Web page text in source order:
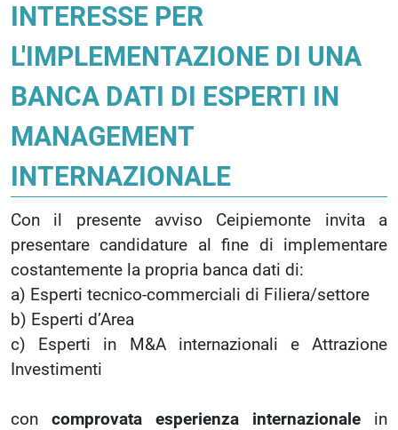
INTERESSE PER
L'IMPLEMENTAZIONE DI UNA
BANCA DATI DI ESPERTI IN
MANAGEMENT
INTERNAZIONALE
Con il presente avviso Ceipiemonte invita a
presentare candidature al fine di implementare
costantemente la propria banca dati di:
a) Esperti tecnico-commerciali di Filiera/settore
b) Esperti d’Area
c) Esperti in M&A internazionali e Attrazione
Investimenti
con comprovata esperienza internazionale in